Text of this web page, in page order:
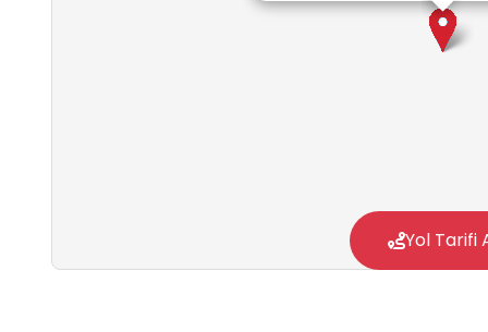
Yol Tarifi